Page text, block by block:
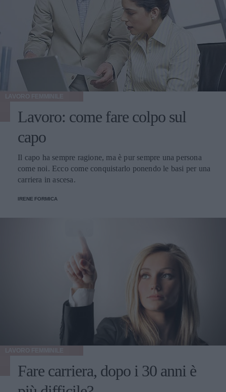
Lavoro: come fare colpo sul
capo
Il capo ha sempre ragione, ma è pur sempre una persona
come noi. Ecco come conquistarlo ponendo le basi per una
carriera in ascesa.
IRENE FORMICA
Fare carriera, dopo i 30 anni è